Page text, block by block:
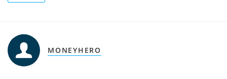
MONEYHERO